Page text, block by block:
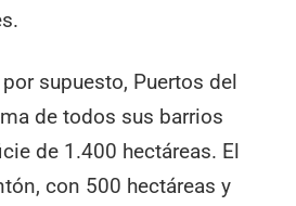
supuesto, Puertos del
de todos sus barrios
de 1.400 hectáreas. El
con 500 hectáreas y